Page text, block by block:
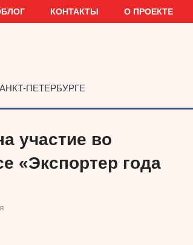
КОНТАКТЫ О ПРОЕКТЕ
ПЕТЕРБУРГЕ
участие во
«Экспортер года